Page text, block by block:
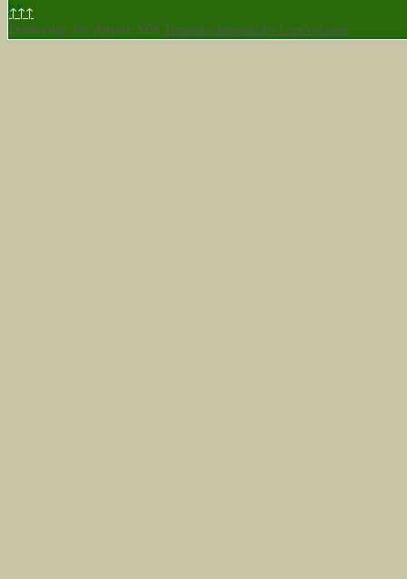
↑↑↑
Donnerstag, 06. August 2026 Template designed by LernVid.com